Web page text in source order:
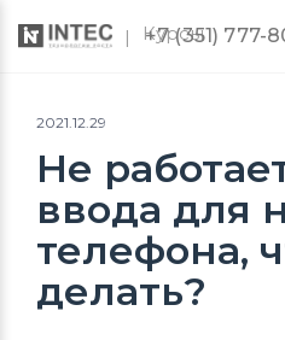
Курсы
+7 (351) 777-
2021.12.29
Не
ввода для
телефона,
делать?